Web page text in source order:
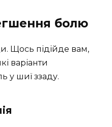
болю
Щось підійде вам,
варіанти
у шиї ззаду.